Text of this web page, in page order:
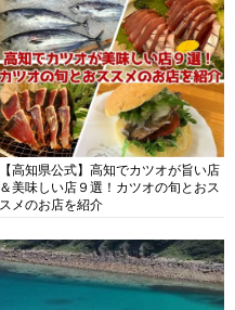
【高知県公式】高知でカツオが旨い店
＆美味しい店９選！カツオの旬とおス
スメのお店を紹介